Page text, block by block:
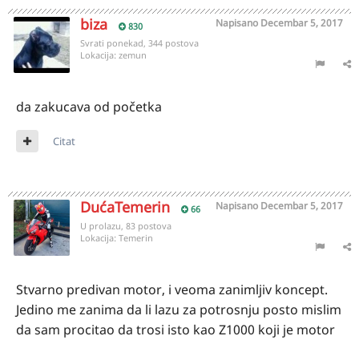
biza 830 Napisano Decembar 5, 2017
Svrati ponekad, 344 postova
Lokacija: zemun
da zakucava od početka
Citat
DućaTemerin 66 Napisano Decembar 5, 2017
U prolazu, 83 postova
Lokacija: Temerin
Stvarno predivan motor, i veoma zanimljiv koncept.
Jedino me zanima da li lazu za potrosnju posto mislim
da sam procitao da trosi isto kao Z1000 koji je motor